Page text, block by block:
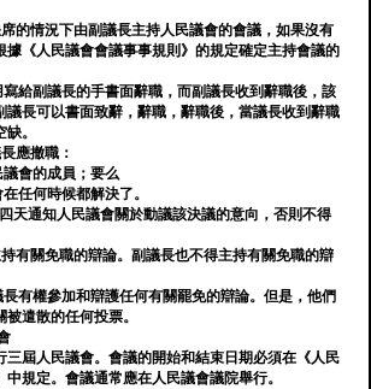
的情況下由副議長主持人民議會的會議，如果沒有
據《人民議會會議事事規則》的規定確定主持會議的
給副議長的手書面辭職，而副議長收到辭職後，該
議長可以書面致辭，辭職，辭職後，當議長收到辭職
。
應撤職：
議會的成員；要么
任何時候都解決了。
天通知人民議會關於動議該決議的意向，否則不得
有關免職的辯論。副議長也不得主持有關免職的辯
有權參加和辯護任何有關罷免的辯論。但是，他們
遣散的任何投票。
三屆人民議會。會議的開始和結束日期必須在《人民
中規定。會議通常應在人民議會議院舉行。